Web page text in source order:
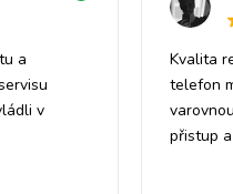
a
v
Kvalita
telefon
přistup